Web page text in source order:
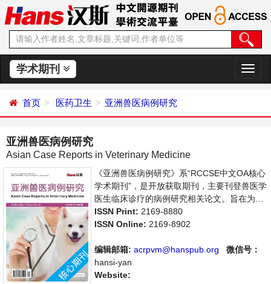
学术期刊
切
换
首页 医药卫生 亚洲兽医病例研究
亚洲兽医病例研究
Asian Case Reports in Veterinary Medicine
《亚洲兽医病例研究》系“RCCSE中文OA核心
学术期刊”，是开放获取期刊，主要刊登兽医学
医生临床诊疗的病例研究相关论文。旨在为世
界范围内的医生、学者及医疗工作者提供一个
传播、分享和讨论交流的平台。
ISSN Print: 2169-8880
ISSN Online: 2169-8902
编辑邮箱: acrpvm@hanspub.org
微信号：
hansi-yan
Website: